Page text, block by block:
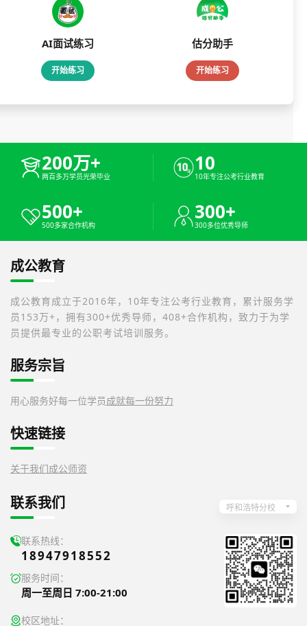
AI面试练习
开始练习
估分助手
开始练习
200万+
两百多万学员光荣毕业
10
10年专注公考行业教育
500+
500多家合作机构
300+
300多位优秀导师
成公教育
成公教育成立于2016年，10年专注公考行业教育，累计服务学
员153万+，拥有300+优秀导师，408+合作机构，致力于为学
员提供最专业的公职考试培训服务。
服务宗旨
用心服务好每一位学员成就每一份努力
快速链接
关于我们成公师资
联系我们 呼和浩特分校
联系热线：
18947918552
服务时间：
周一至周日 7:00-21:00
校区地址：